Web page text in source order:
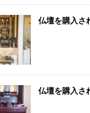
仏壇を購入さ
仏壇を購入さ